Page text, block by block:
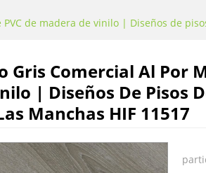
de madera de vinilo | Diseños de
Gris Comercial Al Por
| Diseños De Pisos
Manchas HIF 11517